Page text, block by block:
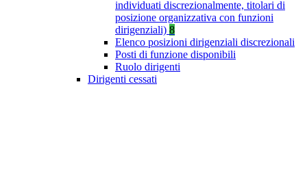
individuati discrezionalmente, titolari di
posizione organizzativa con funzioni
dirigenziali) 8
Elenco posizioni dirigenziali discrezionali
Posti di funzione disponibili
Ruolo dirigenti
Dirigenti cessati